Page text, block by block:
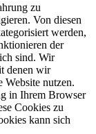
zu
Von diesen
werden,
der
sind. Wir
denen wir
Website nutzen.
in Ihrem Browser
Cookies zu
kann sich